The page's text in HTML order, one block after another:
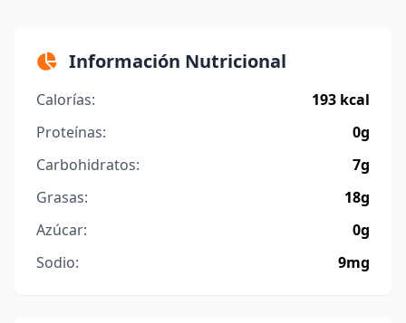
Información Nutricional
Calorías:
193 kcal
Proteínas:
0g
Carbohidratos:
7g
Grasas:
18g
Azúcar:
0g
Sodio:
9mg